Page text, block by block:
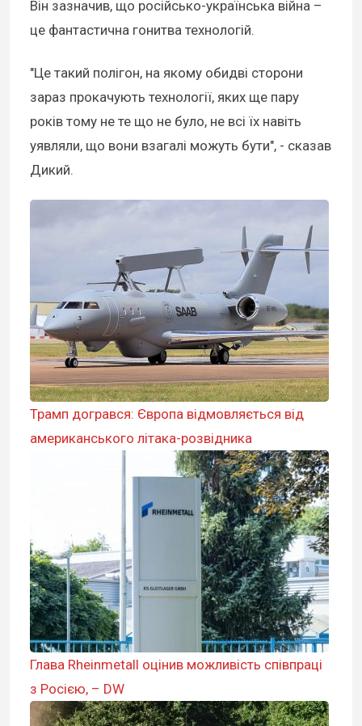
Він зазначив, що російсько-українська війна –
це фантастична гонитва технологій.
"Це такий полігон, на якому обидві сторони
зараз прокачують технології, яких ще пару
років тому не те що не було, не всі їх навіть
уявляли, що вони взагалі можуть бути", - сказав
Дикий.
Трамп догрався: Європа відмовляється від
американського літака-розвідника
Глава Rheinmetall оцінив можливість співпраці
з Росією, – DW